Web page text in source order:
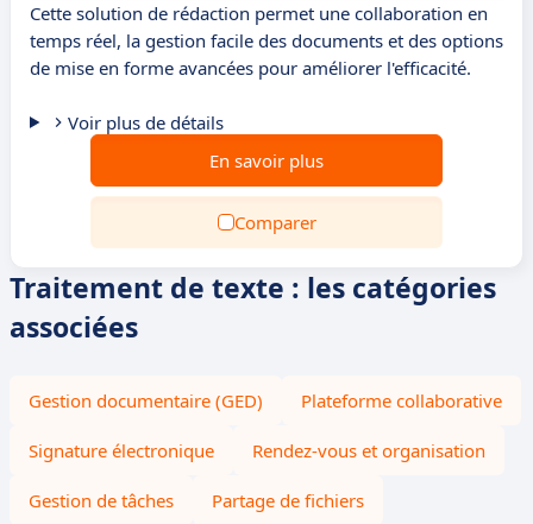
Cette solution de rédaction permet une collaboration en
temps réel, la gestion facile des documents et des options
de mise en forme avancées pour améliorer l'efficacité.
Voir plus de détails
En savoir plus
Comparer
Traitement de texte : les catégories
associées
Gestion documentaire (GED) Plateforme collaborative
Signature électronique Rendez-vous et organisation
Gestion de tâches Partage de fichiers